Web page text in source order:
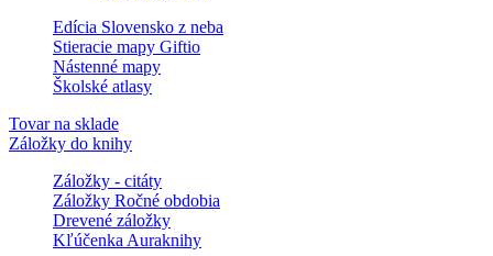
Edícia Slovensko z neba
Stieracie mapy Giftio
Nástenné mapy
Školské atlasy
Tovar na sklade
Záložky do knihy
Záložky - citáty
Záložky Ročné obdobia
Drevené záložky
Kľúčenka Auraknihy